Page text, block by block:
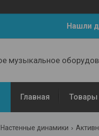
Нашли
музыкальное
Главная Товары
Настенные динамики